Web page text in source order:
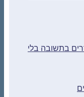
בתשובה בלי